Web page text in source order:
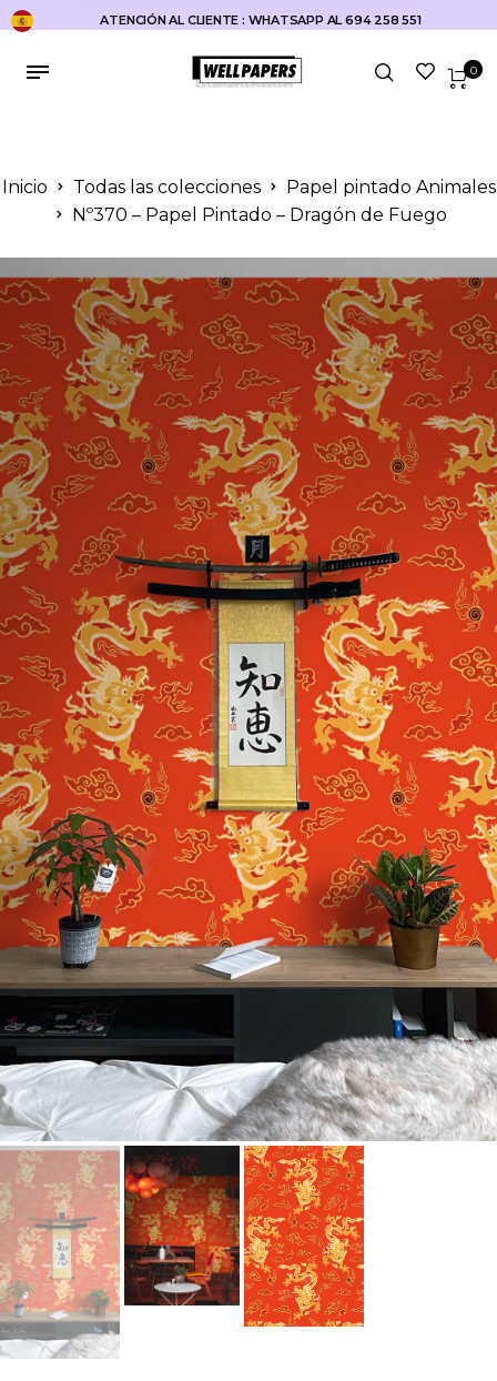
ATENCIÓN AL CLIENTE : WHATSAPP AL 694 258 551
0
Inicio Todas las colecciones
Papel pintado Animales
Nº370 – Papel Pintado – Dragón de Fuego